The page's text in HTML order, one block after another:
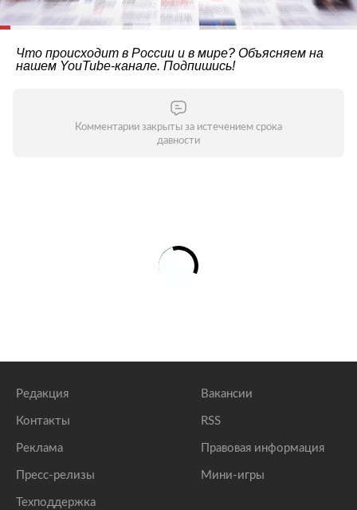
Что происходит в России и в мире? Объясняем на
нашем YouTube-канале. Подпишись!
Комментарии закрыты за истечением срока
давности
Редакция
Контакты
Реклама
Пресс-релизы
Техподдержка
Вакансии
RSS
Правовая информация
Мини-игры